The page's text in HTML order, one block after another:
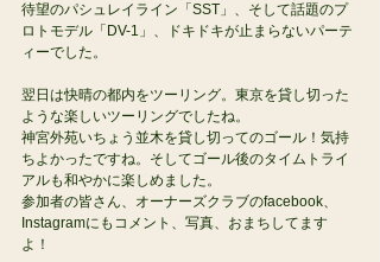
待望のパシュレイライン「SST」、そして話題のプ
ロトモデル「DV-1」、ドキドキが止まらないパーテ
ィーでした。
翌日は快晴の都内をツーリング。東京を貸し切った
ような楽しいツーリングでしたね。
神宮外苑いちょう並木を貸し切ってのゴール！気持
ちよかったですね。そしてゴール後のタイムトライ
アルも和やかに楽しめました。
参加者の皆さん、オーナーズクラブのfacebook、
Instagramにもコメント、写真、おまちしてます
よ！